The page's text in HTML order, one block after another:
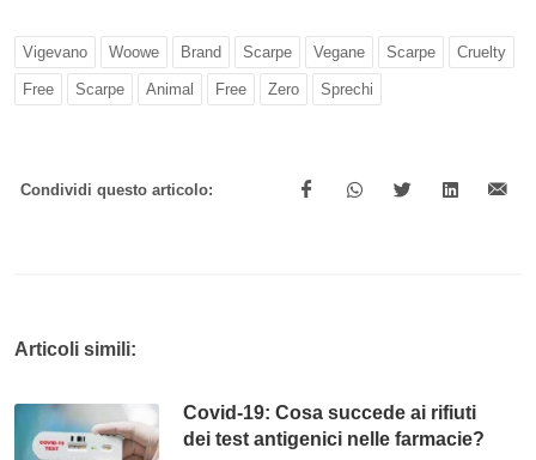
Vigevano Woowe Brand Scarpe Vegane Scarpe Cruelty
Free Scarpe Animal Free Zero Sprechi
Condividi questo articolo:
Articoli simili:
Covid-19: Cosa succede ai rifiuti
dei test antigenici nelle farmacie?